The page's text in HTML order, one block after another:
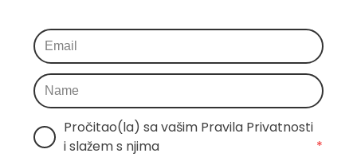
Pročitao(la) sa vašim Pravila Privatnosti
i slažem s njima
*